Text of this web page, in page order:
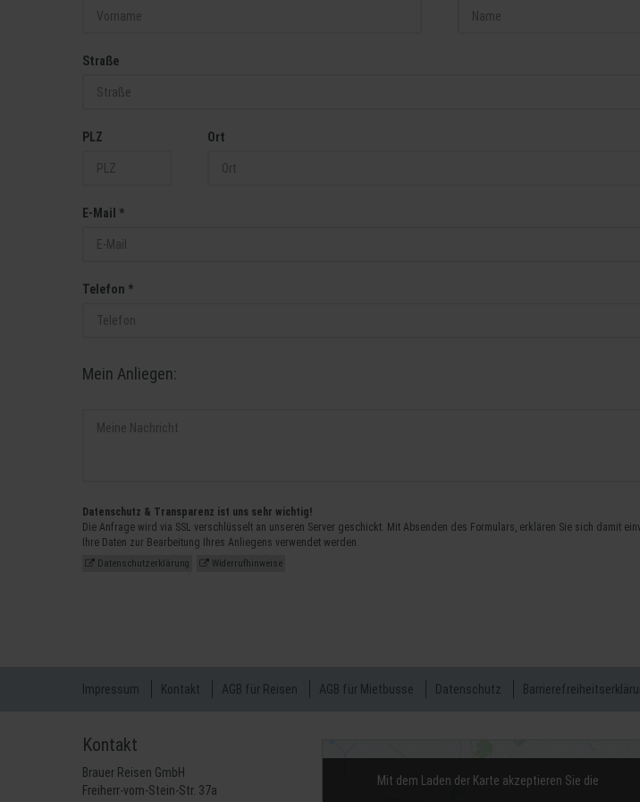
Straße
PLZ Ort
E-Mail *
Telefon *
Mein Anliegen:
Datenschutz & Transparenz ist uns sehr wichtig!
Die Anfrage wird via SSL verschlüsselt an unseren Server geschickt. Mit Absenden des Formulars, erklären Sie sich damit
Ihre Daten zur Bearbeitung Ihres Anliegens verwendet werden.
Datenschutzerklärung Widerrufhinweise
Impressum Kontakt AGB für Reisen AGB für Mietbusse Datenschutz
Kontakt
Brauer Reisen GmbH
Freiherr-vom-Stein-Str. 37a
Mit dem Laden der Karte akzeptieren Sie die